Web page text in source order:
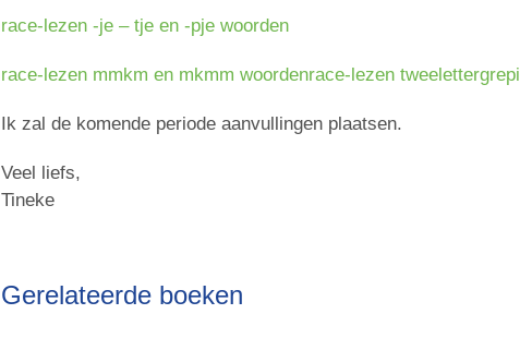
race-lezen -je – tje en -pje woorden
race-lezen mmkm en mkmm woordenrace-lezen
Ik zal de komende periode aanvullingen plaatsen.
Veel liefs,
Tineke
Gerelateerde boeken